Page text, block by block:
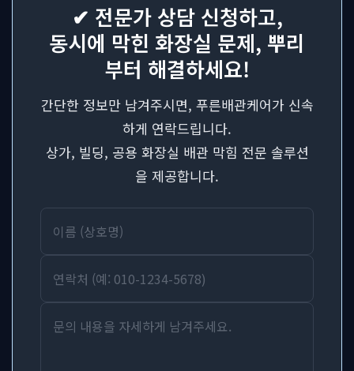
✔ 전문가 상담 신청하고,
동시에 막힌 화장실 문제, 뿌리
부터 해결하세요!
간단한 정보만 남겨주시면, 푸른배관케어가 신속
하게 연락드립니다.
상가, 빌딩, 공용 화장실 배관 막힘 전문 솔루션
을 제공합니다.